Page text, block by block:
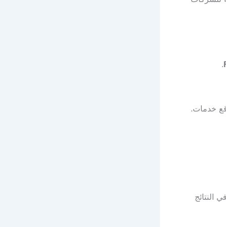
.
خدمات.
النتائج